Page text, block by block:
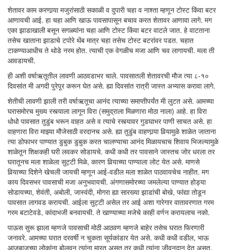
शेतावर काम करणार्‍या मजुरांसाठी सकाळी व दुपारी चहा व नाश्ता म्हणून टोस्ट किंवा बटर
आणायची आई. हा चहा आणि खाऊ पावसापासून बचाव करत शेतावर आणावा लागे. मग
एका झाडाखाली बसून सगळ्यांना चहा आणि टोस्ट किंवा बटर वाटले जात. हे वाटताना
तसेच खाताना झाडाचे टपोरे थेंब मात्र चहा तसेच टोस्ट बटरांवर पडत. चहात
टाकण्याआधीच ते थोडे नरम होत. त्याची एक वेगळीच मजा आणि चव लागायची. मला ती
आवडायची.
ही अशी वर्षाऋतूतील लावणी आठवडाभर चाले. पावसातली शेतावरची मौज त्या ८-१०
दिवसांत मी अगदी पुरेपूर करून घेत असे. ह्या दिवसांत रात्री जास्त अभ्यास करावा लागे.
शेतीची लावणी झाली तरी वर्षाऋतूचा आनंद त्याच्या समाप्तीपर्यंत मी लुटत असे. आमच्या
घरासमोरच मुख्य रस्त्याला लागून विरा (समुद्राला मिळणारा मोठा नाला) आहे. हा विरा
धोधो पावसात तुडुंब भरून वाहत असे व त्याचे रस्त्यावर गुडघाभर पाणी साचत असे. हा
वाहणारा विरा माझ्या मौजेसाठी वरदानच असे. ह्या तुडुंब वाहणार्‍या विर्‍यामुळे शाळेत जाताना
त्या डोफाभर पाण्यात डुबुक डुबुक करत चालण्याचा आनंद मिळायचाच शिवाय भिजल्यामुळे
शाळेतून शिक्षकही घरी लवकर सोडायचे. कधी कधी तर पावसाने जास्तच जोर धरला तर
घरातूनच मला शाळेला सुट्टी मिळे, कारण विर्‍याच्या पाण्याला लोट येत असे. माणसे
विर्‍याच्या दिशेने खेचली जायची म्हणून आई-वडील मला शाळेत पाठवायचेच नाहीत. मग
काय दिवसभर पावसाची मजा अनुभवायची. अंगणासमोरच्या जमलेल्या पाण्यात होड्या
सोडायच्या, शेवंती, अबोली, जास्वंदी, मोगरा ह्या सारख्या झाडांची बोखे, फांद्या तोडून
पावसात लागवड करायची. आईला सुट्टी असेल तर आई अशा गारेगार वातावरणात गरम
गरम बटाटेवडे, कांदाभजी बनवायची. ते खाण्याच्या मजेचे काही वर्णन करायलाच नको.
पाऊस सुरू झाला म्हणजे पावसाची मोठी आठवण म्हणजे बाहेर तसेच घरात फिरणारी
जनावरे. आमच्या घरात दरवर्षी न चुकता सूर्यकांडार येत असे. कधी कधी वडील, भाऊ
आजूबाजूच्या लोकांना बोलवून त्यांना मारत असत तर कधी त्यांना जीवनदान देत असत.